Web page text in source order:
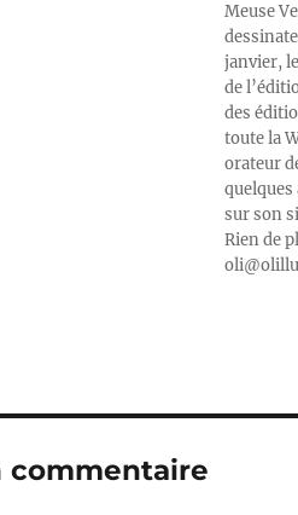
Meuse
janvier,
de
des
toute la
orateur
sur son
Rien de
commentaire